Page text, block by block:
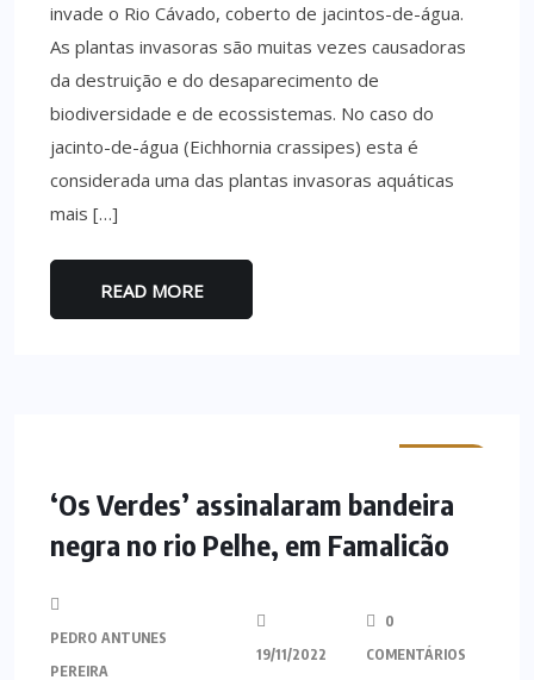
invade o Rio Cávado, coberto de jacintos-de-água.
As plantas invasoras são muitas vezes causadoras
da destruição e do desaparecimento de
biodiversidade e de ecossistemas. No caso do
jacinto-de-água (Eichhornia crassipes) esta é
considerada uma das plantas invasoras aquáticas
mais […]
READ MORE
‘Os Verdes’ assinalaram bandeira
negra no rio Pelhe, em Famalicão
PEDRO ANTUNES
PEREIRA
19/11/2022
0
COMENTÁRIOS